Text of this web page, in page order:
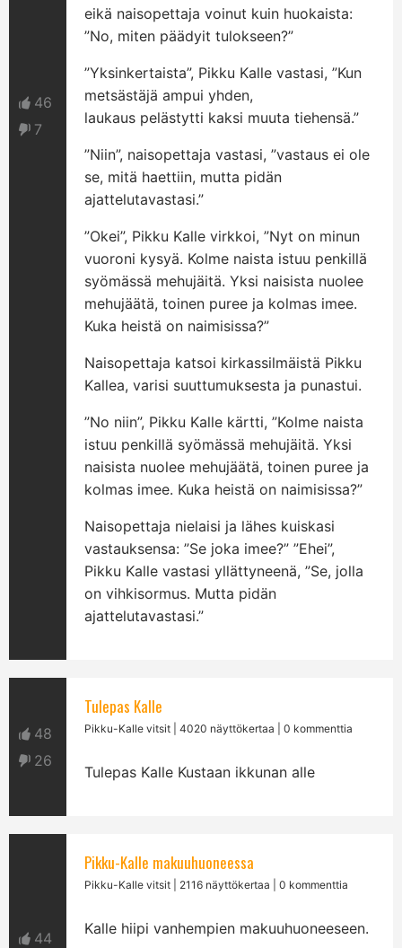
46
7
eikä naisopettaja voinut kuin huokaista:
”No, miten päädyit tulokseen?”
”Yksinkertaista”, Pikku Kalle vastasi, ”Kun
metsästäjä ampui yhden,
laukaus pelästytti kaksi muuta tiehensä.”
”Niin”, naisopettaja vastasi, ”vastaus ei ole
se, mitä haettiin, mutta pidän
ajattelutavastasi.”
”Okei”, Pikku Kalle virkkoi, ”Nyt on minun
vuoroni kysyä. Kolme naista istuu penkillä
syömässä mehujäitä. Yksi naisista nuolee
mehujäätä, toinen puree ja kolmas imee.
Kuka heistä on naimisissa?”
Naisopettaja katsoi kirkassilmäistä Pikku
Kallea, varisi suuttumuksesta ja punastui.
”No niin”, Pikku Kalle kärtti, ”Kolme naista
istuu penkillä syömässä mehujäitä. Yksi
naisista nuolee mehujäätä, toinen puree ja
kolmas imee. Kuka heistä on naimisissa?”
Naisopettaja nielaisi ja lähes kuiskasi
vastauksensa: ”Se joka imee?” ”Ehei”,
Pikku Kalle vastasi yllättyneenä, ”Se, jolla
on vihkisormus. Mutta pidän
ajattelutavastasi.”
48
26
Tulepas Kalle
Pikku-Kalle vitsit | 4020 näyttökertaa | 0 kommenttia
Tulepas Kalle Kustaan ikkunan alle
44
Pikku-Kalle makuuhuoneessa
Pikku-Kalle vitsit | 2116 näyttökertaa | 0 kommenttia
Kalle hiipi vanhempien makuuhuoneeseen.